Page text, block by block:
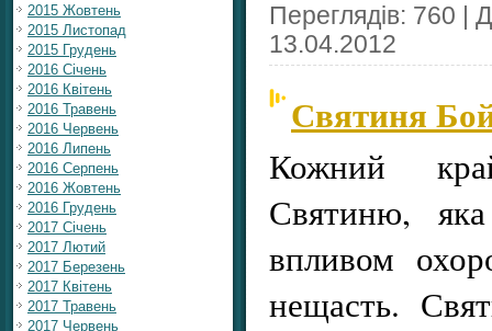
2015 Жовтень
2015 Листопад
2015 Грудень
2016 Січень
2016 Квітень
2016 Травень
2016 Червень
2016 Липень
2016 Серпень
2016 Жовтень
2016 Грудень
2017 Січень
2017 Лютий
2017 Березень
2017 Квітень
2017 Травень
2017 Червень
Переглядів: 760 |
13.04.2012
Святиня
Кожний
Святиню,
впливом
нещасть.